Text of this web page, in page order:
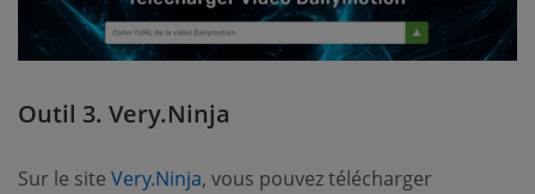
Outil 3. Very.Ninja
Sur le site Very.Ninja, vous pouvez télécharger